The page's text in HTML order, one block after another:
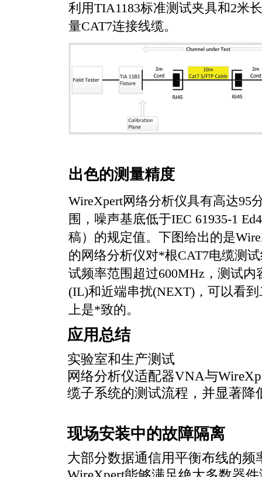
利用TIA1183标准测试夹具和2米
量CAT7连接线缆。
出色的测量精度
WireXpert网络分析仪具有高达95
围，噪声基底低于IEC 61935-1
稿）的规定值。下图给出的是
的网络分析仪对*根CAT7电缆测
试频率范围超过600MHz，测试内
(IL)和近端串扰(NEXT)，可以看
上是*致的。
应用总结
实验室和生产测试
网络分析仪适配器VNA与
缆子系统的测试流程，并显著降
现场安装中的故障隔离
大部分数据通信用平衡布线的